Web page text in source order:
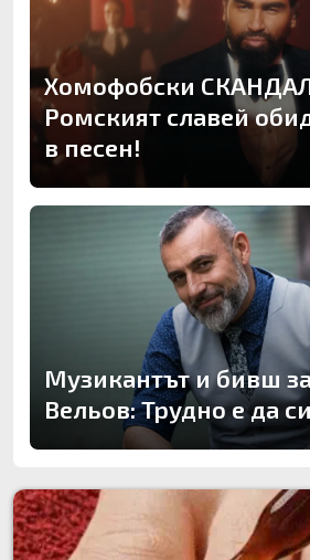
Хомофобски СКАНДАЛ
Ромският славей
в песен!
Музикантът и бивш
Вельов: Трудно е да